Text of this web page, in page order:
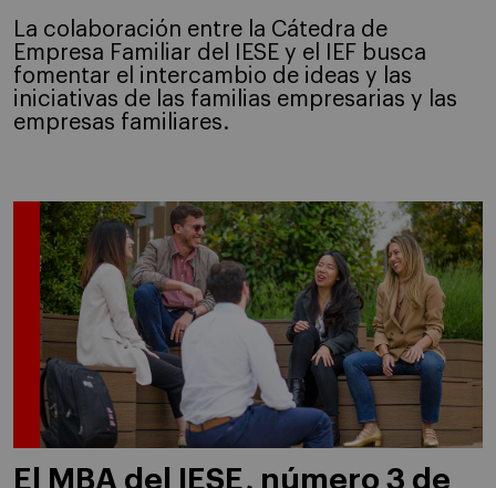
La colaboración entre la Cátedra de
Empresa Familiar del IESE y el IEF busca
fomentar el intercambio de ideas y las
iniciativas de las familias empresarias y las
empresas familiares.
El MBA del IESE, número 3 de